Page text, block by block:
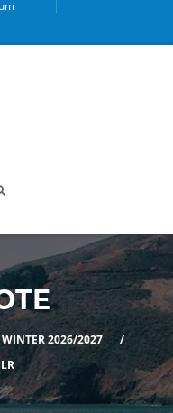
2026/2027
/